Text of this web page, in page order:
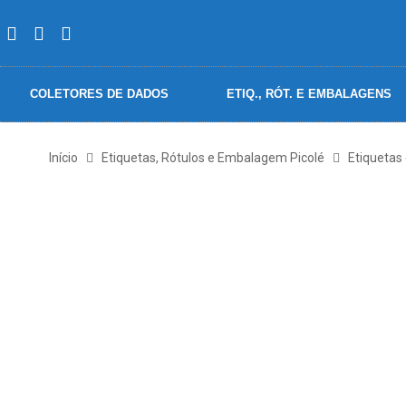
COLETORES DE DADOS ETIQ., RÓT. E EMBALAGENS
Início Etiquetas, Rótulos e Embalagem Picolé Etiquetas